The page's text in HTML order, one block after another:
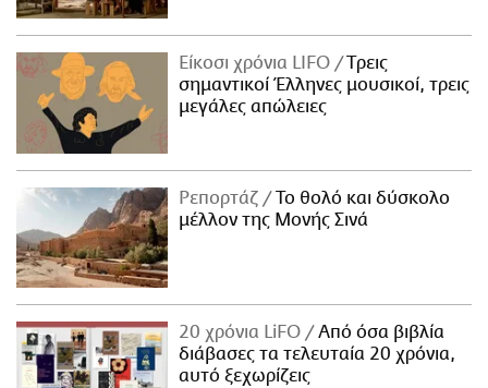
Είκοσι χρόνια LIFO
Tρεις
σημαντικοί Έλληνες μουσικοί, τρεις
μεγάλες απώλειες
Ρεπορτάζ
Το θολό και δύσκολο
μέλλον της Μονής Σινά
20 χρόνια LiFO
Από όσα βιβλία
διάβασες τα τελευταία 20 χρόνια,
αυτό ξεχωρίζεις